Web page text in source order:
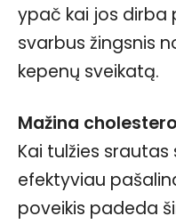
ypač kai jos dirba
svarbus žingsnis
kepenų sveikatą.
Mažina
Kai tulžies
efektyviau
poveikis padeda